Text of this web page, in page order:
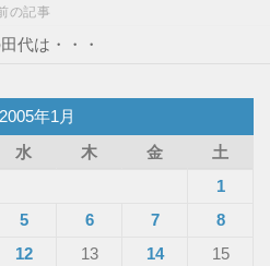
の記事
代は・・・
2005年1月
水 木 金
土
1
5 6 7
8
12 13 14 15